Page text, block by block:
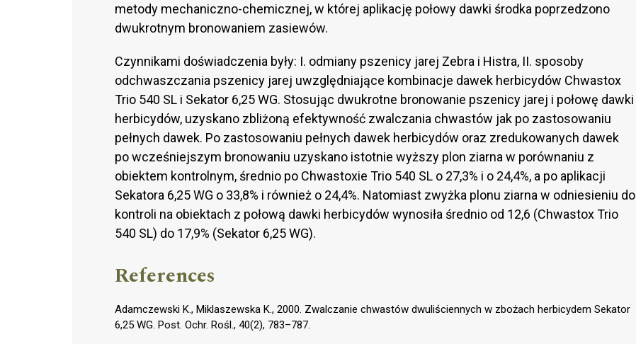
metody mechaniczno-chemicznej, w której aplikację połowy dawki środka poprzedzono
dwukrotnym bronowaniem zasiewów.
Czynnikami doświadczenia były: I. odmiany pszenicy jarej Zebra i Histra, II. sposoby
odchwaszczania pszenicy jarej uwzględniające kombinacje dawek herbicydów Chwastox
Trio 540 SL i Sekator 6,25 WG. Stosując dwukrotne bronowanie pszenicy jarej i połowę dawki
herbicydów, uzyskano zbliżoną efektywność zwalczania chwastów jak po zastosowaniu
pełnych dawek. Po zastosowaniu pełnych dawek herbicydów oraz zredukowanych dawek
po wcześniejszym bronowaniu uzyskano istotnie wyższy plon ziarna w porównaniu z
obiektem kontrolnym, średnio po Chwastoxie Trio 540 SL o 27,3% i o 24,4%, a po aplikacji
Sekatora 6,25 WG o 33,8% i również o 24,4%. Natomiast zwyżka plonu ziarna w odniesieniu do
kontroli na obiektach z połową dawki herbicydów wynosiła średnio od 12,6 (Chwastox Trio
540 SL) do 17,9% (Sekator 6,25 WG).
References
Adamczewski K., Miklaszewska K., 2000. Zwalczanie chwastów dwuliściennych w zbożach herbicydem Sekator
6,25 WG. Post. Ochr. Rośl., 40(2), 783–787.